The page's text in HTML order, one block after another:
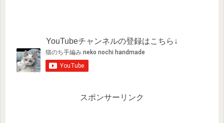
YouTubeチャンネルの登録はこちら↓
スポンサーリンク